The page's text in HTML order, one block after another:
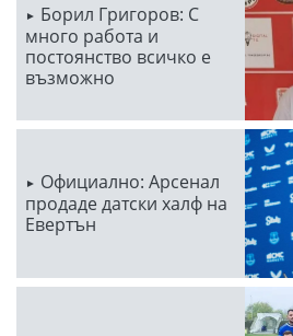
Борил Григоров: С
много работа и
постоянство всичко е
възможно
Официално: Арсенал
продаде датски халф на
Евертън